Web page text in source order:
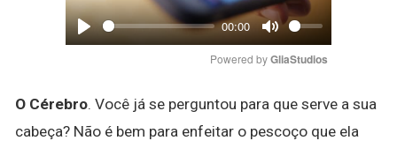
Play
00:00
Mute
Powered by GliaStudios
O Cérebro. Você já se perguntou para que serve a sua
cabeça? Não é bem para enfeitar o pescoço que ela